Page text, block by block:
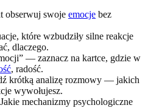
obserwuj swoje emocje bez
które wzbudziły silne reakcje
dlaczego.
— zaznacz na kartce, gdzie w
, radość.
krótką analizę rozmowy — jakich
wywołujesz.
mechanizmy psychologiczne